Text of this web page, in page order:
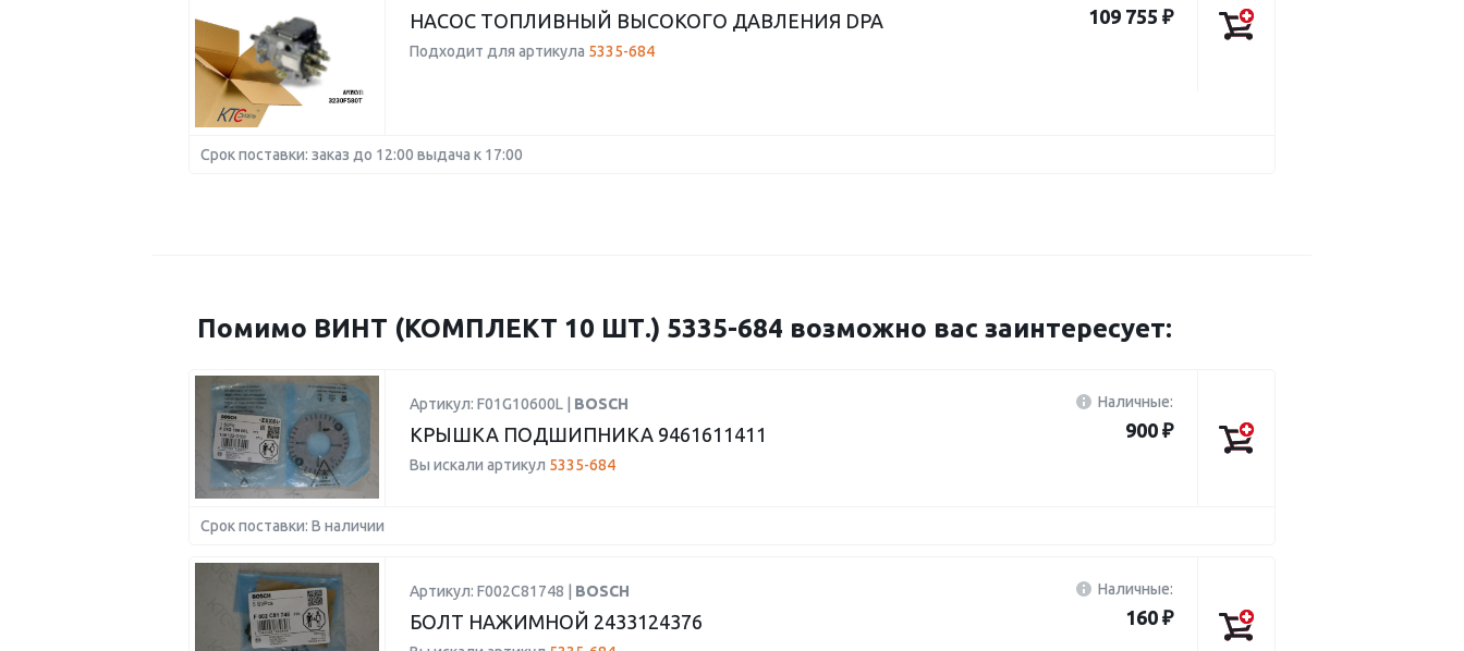
НАСОС ТОПЛИВНЫЙ ВЫСОКОГО ДАВЛЕНИЯ DPA
Подходит для артикула 5335-684
109 755 ₽
Срок поставки: заказ до 12:00 выдача к 17:00
Помимо ВИНТ (КОМПЛЕКТ 10 ШТ.) 5335-684 возможно вас заинтересует:
Артикул: F01G10600L | BOSCH
КРЫШКА ПОДШИПНИКА 9461611411
Вы искали артикул 5335-684
Наличные:
900 ₽
Срок поставки: В наличии
Артикул: F002C81748 | BOSCH
БОЛТ НАЖИМНОЙ 2433124376
Наличные:
160 ₽